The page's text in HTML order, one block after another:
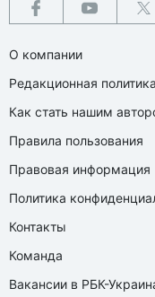
О компании
Редакционная
Как стать нашим
Правила пользования
Правовая информация
Политика
Контакты
Команда
Вакансии в РБК-